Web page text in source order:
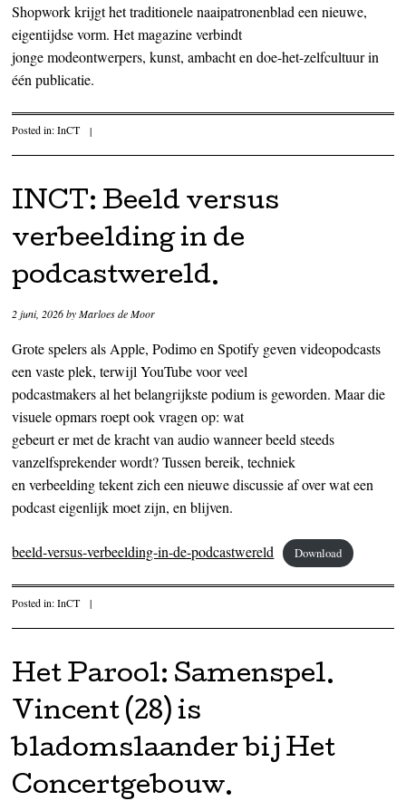
Shopwork krijgt het traditionele naaipatronenblad een nieuwe,
eigentijdse vorm. Het magazine verbindt
jonge modeontwerpers, kunst, ambacht en doe-het-zelfcultuur in
één publicatie.
Posted in:InCT |
INCT: Beeld versus
verbeelding in de
podcastwereld.
2 juni, 2026byMarloes de Moor
Grote spelers als Apple, Podimo en Spotify geven videopodcasts
een vaste plek, terwijl YouTube voor veel
podcastmakers al het belangrijkste podium is geworden. Maar die
visuele opmars roept ook vragen op: wat
gebeurt er met de kracht van audio wanneer beeld steeds
vanzelfsprekender wordt? Tussen bereik, techniek
en verbeelding tekent zich een nieuwe discussie af over wat een
podcast eigenlijk moet zijn, en blijven.
beeld-versus-verbeelding-in-de-podcastwereld Download
Posted in:InCT |
Het Parool: Samenspel.
Vincent (28) is
bladomslaander bij Het
Concertgebouw.